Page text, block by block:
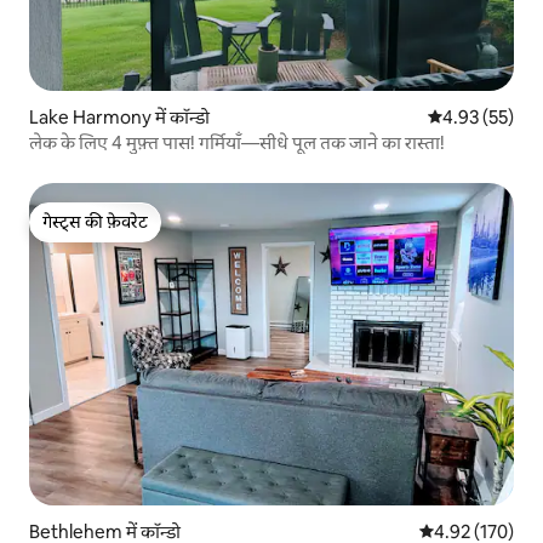
Lake Harmony में कॉन्डो औसत रेटिंग 5 में
4.93 (55)
लेक के लिए 4 मुफ़्त पास! गर्मियाँ—सीधे पूल तक जाने का रास्ता!
गेस्ट्स की फ़ेवरेट
गेस्ट्स की फ़ेवरेट
Bethlehem में कॉन्डो औसत रेटिंग 5 में से
4.92 (170)